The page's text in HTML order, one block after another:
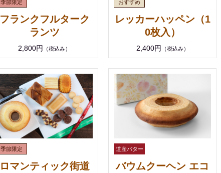
フランクフルターク
ランツ
2,800円 （税込み）
レッカーハッペン（1
0枚入）
2,400円 （税込み）
ロマンティック街道
バウムクーヘン エコ